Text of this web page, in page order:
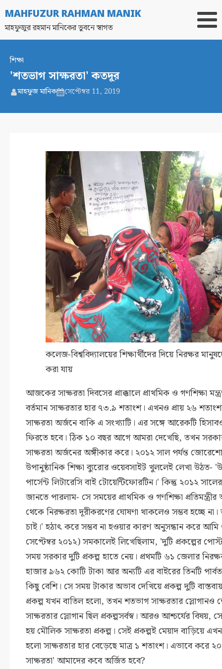
MAHFUZUR RAHMAN MANIK
মাহফুজুর রহমান মানিকের ভুবনে স্বাগত
শিক্ষা
'শতভাগ সাক্ষরতা' কতদূর
মাহফুজ মানিক সেপ্টেম্বর 11, 2019
কলেজ-বিশ্ববিদ্যালয়ের শিক্ষার্থীদের দিয়ে নিরক্ষর
করা যায়
আজকের সাক্ষরতা দিবসের প্রাক্কালে প্রাথমিক ও গণশিক্ষা
বর্তমান সাক্ষরতার হার ৭৩.৯ শতাংশ। এখনও প্রায় ২৬
সাক্ষরতা অর্জনে বাকি এ সংখ্যাটি। এর সঙ্গে আরেকটি
ফিরতে হবে। ঠিক ১০ বছর আগে আমরা দেখেছি, তখন
সাক্ষরতা অর্জনের অঙ্গীকার করে। ২০১২ সাল পর্যন্ত
উপানুষ্ঠানিক শিক্ষা ব্যুরোর ওয়েবসাইট খুললেই লেখা উঠত-
পার্সেন্ট লিটারেসি বাই টোয়েন্টিফোরটিন।' কিন্তু ২০১২
জানতে পারলাম- সে সময়ের প্রাথমিক ও গণশিক্ষা
থেকে নিরক্ষরতা দূরীকরণের ঘোষণা থাকলেও সম্ভব হচ্ছে
চাই।' হঠাৎ করে সম্ভব না হওয়ার কারণ অনুসন্ধান করে
সেপ্টেম্বর ২০১২) সমকালেই লিখেছিলাম, 'দুটি প্রকল্পের
সময় সরকার দুটি প্রকল্প হাতে নেয়। প্রথমটি ৬১ জেলার
হাজার ৯৬২ কোটি টাকা আর অন্যটি এর বাইরের তিনটি
কিছু বেশি। সে সময় টাকার অভাব দেখিয়ে প্রকল্প দুটি
প্রকল্প যখন বাতিল হলো, তখন শতভাগ সাক্ষরতার স্লোগানও
সাক্ষরতার স্লোগান ছিল প্রকল্পসর্বস্ব। আরও আশ্চর্যের বিষয়,
হয় মৌলিক সাক্ষরতা প্রকল্প। সেই প্রকল্পই মেয়াদ
হলো সাক্ষরতার হার বেড়েছে মাত্র ১ শতাংশ। এভাবে করে
সাক্ষরতা' আমাদের কবে অর্জিত হবে?